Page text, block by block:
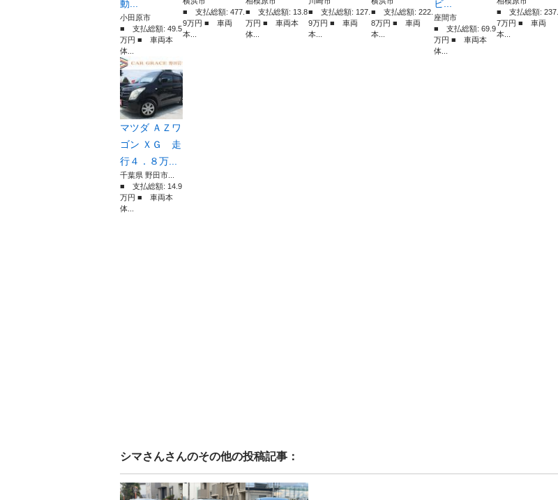
動...
小田原市
■ 支払総額: 49.5
万円 ■ 車両本
体...
■ 支払総額: 477.
9万円 ■ 車両
本...
■ 支払総額: 13.8
万円 ■ 車両本
体...
■ 支払総額: 127.
9万円 ■ 車両
本...
■ 支払総額: 222.
8万円 ■ 車両
本...
ビ...
座間市
■ 支払総額: 69.9
万円 ■ 車両本
体...
■ 支払総額: 237.
7万円 ■ 車両
本...
マツダ ＡＺワ
ゴン ＸＧ 走
行４．８万...
千葉県 野田市...
■ 支払総額: 14.9
万円 ■ 車両本
体...
シマさんさんのその他の投稿記事：